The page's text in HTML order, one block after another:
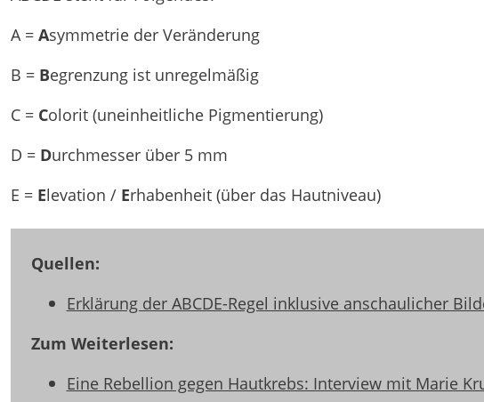
A = Asymmetrie der Veränderung
B = Begrenzung ist unregelmäßig
C = Colorit (uneinheitliche Pigmentierung)
D = Durchmesser über 5 mm
E = Elevation / Erhabenheit (über das Hautniveau)
Quellen:
Erklärung der ABCDE-Regel inklusive anschaulicher
Zum Weiterlesen:
Eine Rebellion gegen Hautkrebs: Interview mit Marie